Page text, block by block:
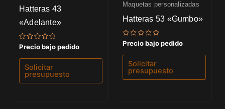
Hatteras 43
«Adelante»
Valorado
con
0
de
Precio bajo pedido
Solicitar
presupuesto
Maquetas personalizadas
Hatteras 53 «Gumbo»
Valorado
con
0
de
Precio bajo pedido
Solicitar
presupuesto